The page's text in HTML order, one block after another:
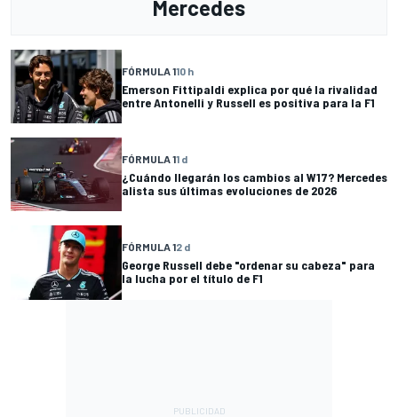
Mercedes
FÓRMULA 110 h
Emerson Fittipaldi explica por qué la rivalidad
entre Antonelli y Russell es positiva para la F1
FÓRMULA 11 d
¿Cuándo llegarán los cambios al W17? Mercedes
alista sus últimas evoluciones de 2026
FÓRMULA 12 d
George Russell debe "ordenar su cabeza" para
la lucha por el título de F1